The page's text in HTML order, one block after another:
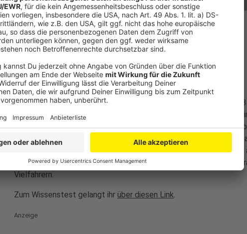
Anzeige
So kam die Umfrage vom ADAC zustande
Anzeige
Für den "Wissenstest Autofahrer 2022" hat der ADAC insgesamt
ausgewählte Menschen ab 17 Jahren befragt (408 aus NRW), die
Führerscheins sind. Die Umfrage wurde vom 17. März bis zum 1.
Befragt wurden Menschen aus ganz Deutschland (200 oder mehr
mindestens drei Tage im Jahr mit dem Auto fahren. Damit
selten am Steuer sitzen, denen die Verkehrsregeln aber ebenso
Vielfahrern.
Zum Wissenstest gelangt ihr über diesen Link.
Anzeige